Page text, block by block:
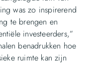
was zo inspirerend
te brengen en
investeerders,”
benadrukken hoe
ruimte kan zijn